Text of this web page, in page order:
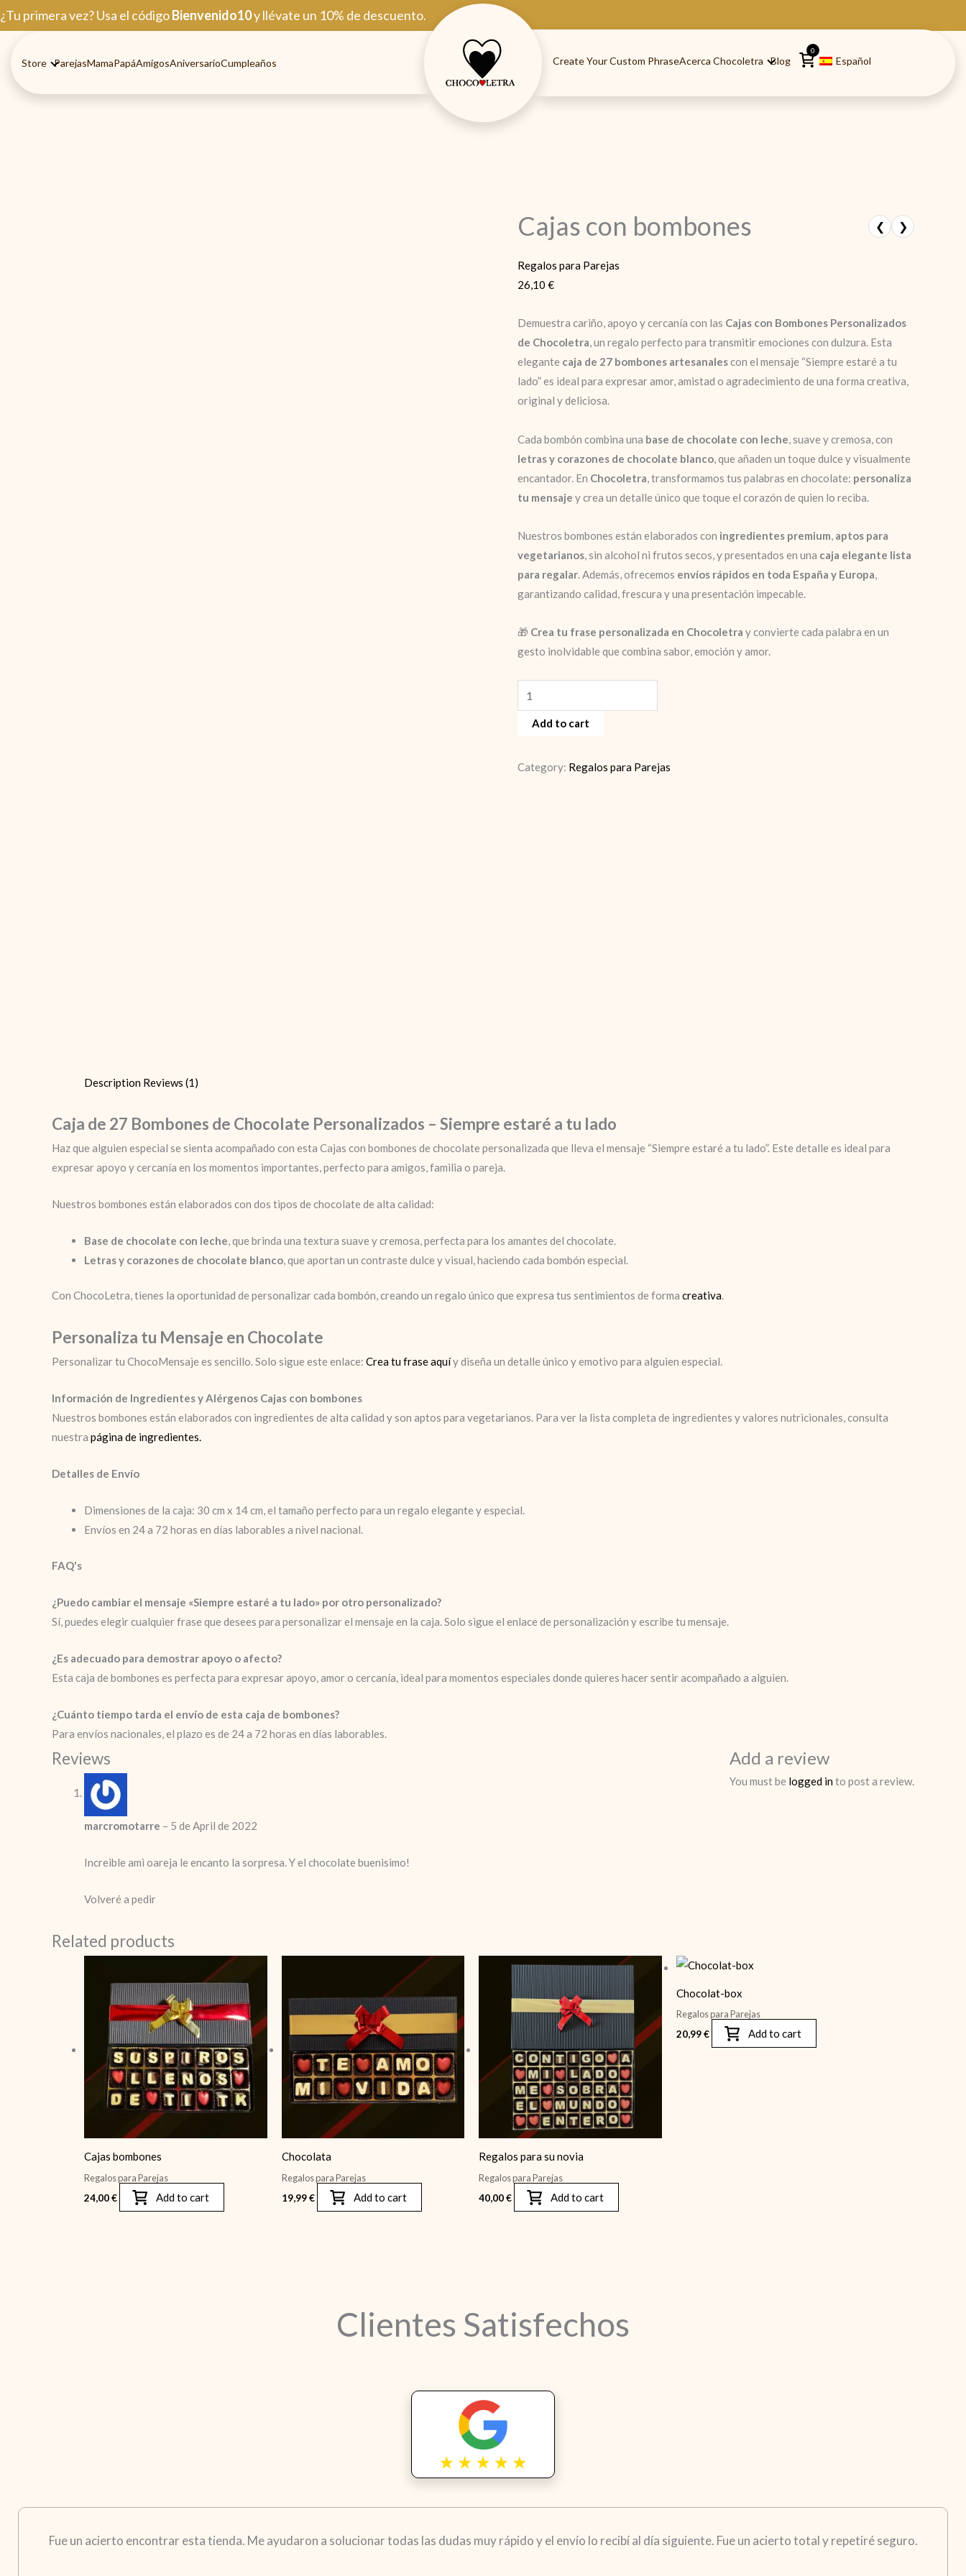
Ir
al
¿Tu primera vez? Usa el códigoBienvenido10y llévate un 10% de descuento.
Store ParejasMamaPapáAmigosAniversarioCumpleaños Create Your Custom PhraseAcerca Chocoletra Blog
0
Español
Cajas con bombones ❮ ❯
Regalos para Parejas
26,10 €
Demuestra cariño, apoyo y cercanía con las Cajas con Bombones Personalizados
de Chocoletra, un regalo perfecto para transmitir emociones con dulzura. Esta
elegante caja de 27 bombones artesanalescon el mensaje “Siempre estaré a tu
lado” es ideal para expresar amor, amistad o agradecimiento de una forma creativa,
original y deliciosa.
Cada bombón combina una base de chocolate con leche , suave y cremosa, con
letras y corazones de chocolate blanco , que añaden un toque dulce y visualmente
encantador. En Chocoletra , transformamos tus palabras en chocolate: personaliza
tu mensaje y crea un detalle único que toque el corazón de quien lo reciba.
Nuestros bombones están elaborados con ingredientes premium, aptos para
vegetarianos, sin alcohol ni frutos secos, y presentados en una caja elegante lista
para regalar. Además, ofrecemos envíos rápidos en toda España y Europa,
garantizando calidad, frescura y una presentación impecable.
🎁 Crea tu frase personalizada en Chocoletra y convierte cada palabra en un
gesto inolvidable que combina sabor, emoción y amor.
con
bombones
Add to cart
Category: Regalos para Parejas
Description Reviews (1)
Caja de 27 Bombones de Chocolate Personalizados – Siempre estaré a tu lado
Haz que alguien especial se sienta acompañado con esta Cajas con bombones de chocolate personalizada que lleva el mensaje “Siempre estaré a tu lado”. Este detalle es ideal para
expresar apoyo y cercanía en los momentos importantes, perfecto para amigos, familia o pareja.
Nuestros bombones están elaborados con dos tipos de chocolate de alta calidad:
Base de chocolate con leche , que brinda una textura suave y cremosa, perfecta para los amantes del chocolate.
Letras y corazones de chocolate blanco , que aportan un contraste dulce y visual, haciendo cada bombón especial.
Con ChocoLetra, tienes la oportunidad de personalizar cada bombón, creando un regalo único que expresa tus sentimientos de forma creativa.
Personaliza tu Mensaje en Chocolate
Personalizar tu ChocoMensaje es sencillo. Solo sigue este enlace: Crea tu frase aquíy diseña un detalle único y emotivo para alguien especial.
Información de Ingredientes y Alérgenos Cajas con bombones
Nuestros bombones están elaborados con ingredientes de alta calidad y son aptos para vegetarianos. Para ver la lista completa de ingredientes y valores nutricionales, consulta
nuestra página de ingredientes.
Detalles de Envío
Dimensiones de la caja: 30 cm x 14 cm, el tamaño perfecto para un regalo elegante y especial.
Envíos en 24 a 72 horas en días laborables a nivel nacional.
FAQ's
¿Puedo cambiar el mensaje «Siempre estaré a tu lado» por otro personalizado?
Sí, puedes elegir cualquier frase que desees para personalizar el mensaje en la caja. Solo sigue el enlace de personalización y escribe tu mensaje.
¿Es adecuado para demostrar apoyo o afecto?
Esta caja de bombones es perfecta para expresar apoyo, amor o cercanía, ideal para momentos especiales donde quieres hacer sentir acompañado a alguien.
¿Cuánto tiempo tarda el envío de esta caja de bombones?
Para envíos nacionales, el plazo es de 24 a 72 horas en días laborables.
Reviews
marcromotarre – 5 de April de 2022
Increible ami oareja le encanto la sorpresa. Y el chocolate buenisimo!
Volveré a pedir
Add a review
You must be logged into post a review.
Related products
Cajas bombones
Regalos para Parejas
24,00€ Add to cart
Chocolata
Regalos para Parejas
19,99€ Add to cart
Regalos para su novia
Regalos para Parejas
40,00€ Add to cart
Chocolat-box
Regalos para Parejas
20,99€ Add to cart
Clientes Satisfechos
Fue un acierto encontrar esta tienda. Me ayudaron a solucionar todas las dudas muy rápido y el envío lo recibí al día siguiente. Fue un acierto total y repetiré seguro.